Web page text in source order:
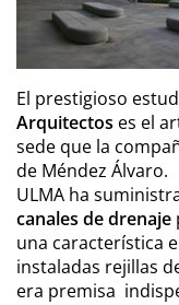
El prestigioso
Arquitectos es el
sede que la
de Méndez Álvaro.
ULMA ha
canales de drenaje
una característica
instaladas rejillas
era premisa